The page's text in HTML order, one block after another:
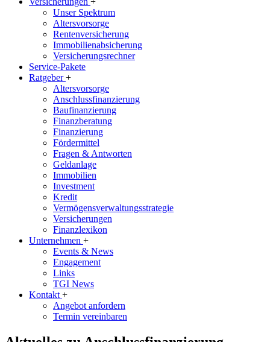
Unser Spektrum
Altersvorsorge
Rentenversicherung
Immobilienabsicherung
Versicherungsrechner
Service-Pakete
Ratgeber+
Altersvorsorge
Anschlussfinanzierung
Baufinanzierung
Finanzberatung
Finanzierung
Fördermittel
Fragen & Antworten
Geldanlage
Immobilien
Investment
Kredit
Vermögensverwaltungsstrategie
Versicherungen
Finanzlexikon
Unternehmen +
Events & News
Engagement
Links
TGI News
Kontakt +
Angebot anfordern
Termin vereinbaren